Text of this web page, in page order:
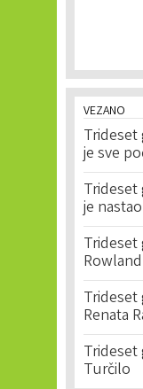
VEZANO
Trideset
je sve
Trideset
je
Trideset
Trideset
Renata
Trideset
Turčilo